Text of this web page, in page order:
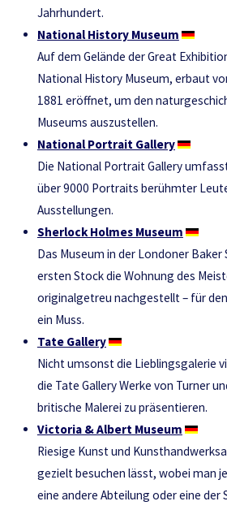
Jahrhundert.
National History Museum
Auf dem Gelände der Great
National History Museum, erbaut
1881 eröffnet, um den
Museums auszustellen.
National Portrait Gallery
Die National Portrait Gallery
über 9000 Portraits berühmter
Ausstellungen.
Sherlock Holmes Museum
Das Museum in der Londoner
ersten Stock die Wohnung des
originalgetreu nachgestellt – für
ein Muss.
Tate Gallery
Nicht umsonst die Lieblingsgalerie
die Tate Gallery Werke von Turner
britische Malerei zu präsentieren.
Victoria & Albert Museum
Riesige Kunst und
gezielt besuchen lässt, wobei man
eine andere Abteilung oder eine der